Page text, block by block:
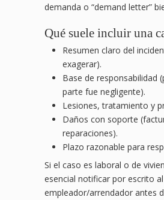
demanda o “demand letter”
Qué suele incluir una
Resumen claro del
exagerar).
Base de responsabilidad
parte fue negligente).
Lesiones, tratamiento y
Daños con soporte
reparaciones).
Plazo razonable para
Si el caso es laboral o de
esencial notificar por escrito al
empleador/arrendador antes